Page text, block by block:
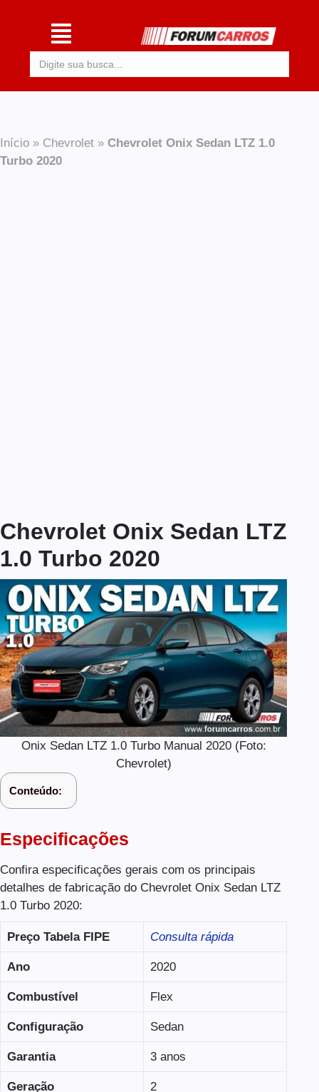
Início » Chevrolet » Chevrolet Onix Sedan LTZ 1.0
Turbo 2020
Chevrolet Onix Sedan LTZ
1.0 Turbo 2020
Onix Sedan LTZ 1.0 Turbo Manual 2020 (Foto:
Chevrolet)
Conteúdo:
Especificações
Confira especificações gerais com os principais
detalhes de fabricação do Chevrolet Onix Sedan LTZ
1.0 Turbo 2020:
Preço Tabela FIPE Consulta rápida
Ano 2020
Combustível Flex
Configuração Sedan
Garantia 3 anos
Geração 2